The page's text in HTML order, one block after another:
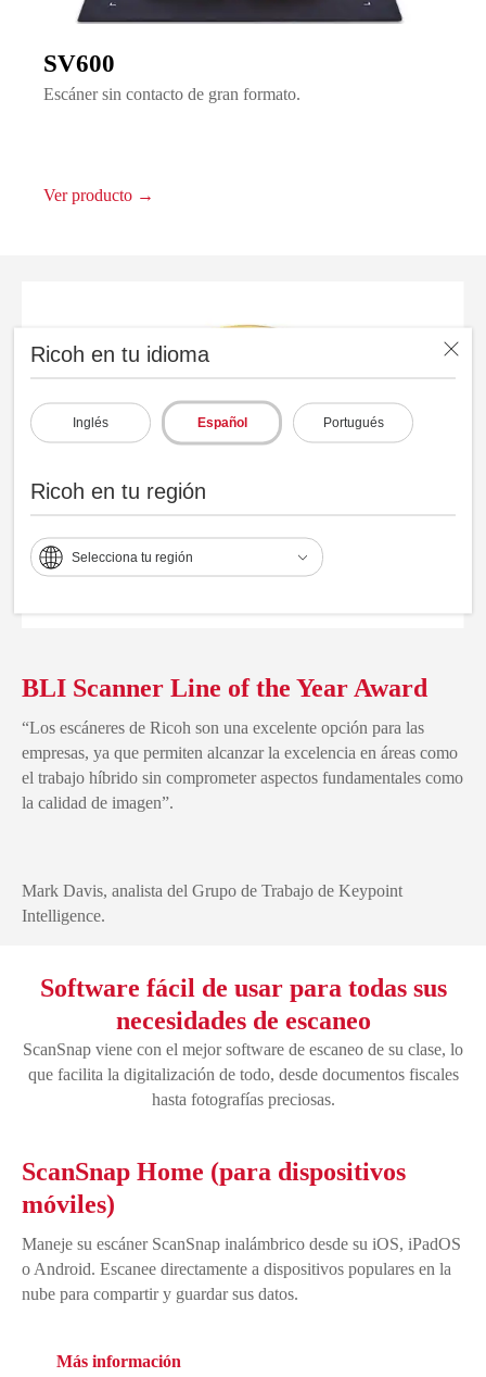
Ricoh en tu idioma
Inglés Español Portugués
Ricoh en tu región
Selecciona tu región
SV600
Escáner sin contacto de gran formato.
Ver producto →
BLI Scanner Line of the Year Award
“Los escáneres de Ricoh son una excelente opción para las
empresas, ya que permiten alcanzar la excelencia en áreas como
el trabajo híbrido sin comprometer aspectos fundamentales como
la calidad de imagen”.
Mark Davis, analista del Grupo de Trabajo de Keypoint
Intelligence.
Software fácil de usar para todas sus
necesidades de escaneo
ScanSnap viene con el mejor software de escaneo de su clase, lo
que facilita la digitalización de todo, desde documentos fiscales
hasta fotografías preciosas.
ScanSnap Home (para dispositivos
móviles)
Maneje su escáner ScanSnap inalámbrico desde su iOS, iPadOS
o Android. Escanee directamente a dispositivos populares en la
nube para compartir y guardar sus datos.
Más información